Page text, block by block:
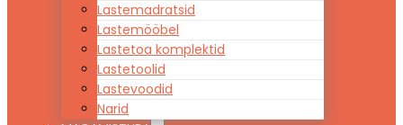
Lastemadratsid
Lastemööbel
Lastetoa komplektid
Lastetoolid
Lastevoodid
Narid